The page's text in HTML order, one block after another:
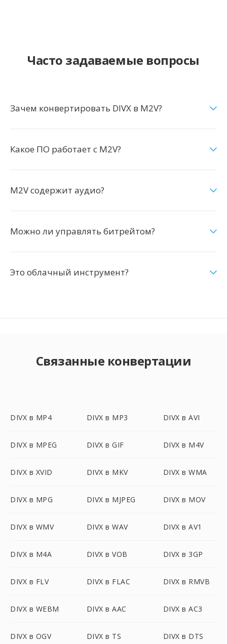
Часто задаваемые вопросы
Зачем конвертировать DIVX в M2V?
Какое ПО работает с M2V?
M2V содержит аудио?
Можно ли управлять битрейтом?
Это облачный инструмент?
Связанные конвертации
DIVX в MP4 DIVX в MP3 DIVX в AVI
DIVX в MPEG DIVX в GIF DIVX в M4V
DIVX в XVID DIVX в MKV DIVX в WMA
DIVX в MPG DIVX в MJPEG DIVX в MOV
DIVX в WMV DIVX в WAV DIVX в AV1
DIVX в M4A DIVX в VOB DIVX в 3GP
DIVX в FLV DIVX в FLAC DIVX в RMVB
DIVX в WEBM DIVX в AAC DIVX в AC3
DIVX в OGV DIVX в TS DIVX в DTS